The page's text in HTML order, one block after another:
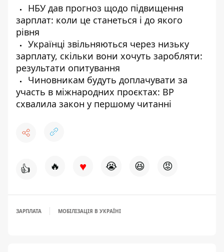
НБУ дав прогноз щодо підвищення
зарплат: коли це станеться і до якого
рівня
Українці звільняються через низьку
зарплату, скільки вони хочуть заробляти:
результати опитування
Чиновникам будуть доплачувати за
участь в міжнародних проєктах: ВР
схвалила закон у першому читанні
👍 🔥 ♥ 😭 😆 😡
ЗАРПЛАТА МОБІЛІЗАЦІЯ В УКРАЇНІ